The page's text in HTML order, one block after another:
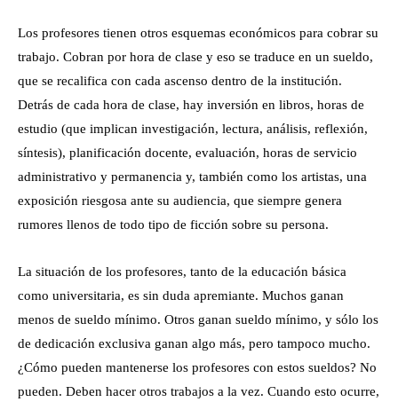
Los profesores tienen otros esquemas económicos para cobrar su
trabajo. Cobran por hora de clase y eso se traduce en un sueldo,
que se recalifica con cada ascenso dentro de la institución.
Detrás de cada hora de clase, hay inversión en libros, horas de
estudio (que implican investigación, lectura, análisis, reflexión,
síntesis), planificación docente, evaluación, horas de servicio
administrativo y permanencia y, también como los artistas, una
exposición riesgosa ante su audiencia, que siempre genera
rumores llenos de todo tipo de ficción sobre su persona.
La situación de los profesores, tanto de la educación básica
como universitaria, es sin duda apremiante. Muchos ganan
menos de sueldo mínimo. Otros ganan sueldo mínimo, y sólo los
de dedicación exclusiva ganan algo más, pero tampoco mucho.
¿Cómo pueden mantenerse los profesores con estos sueldos? No
pueden. Deben hacer otros trabajos a la vez. Cuando esto ocurre,